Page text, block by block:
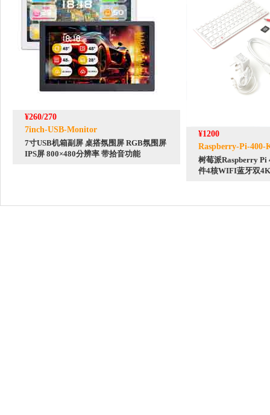
¥260/270
7inch-USB-Monitor
7寸USB机箱副屏 桌搭氛围屏 RGB氛围屏
IPS屏 800×480分辨率 带拾音功能
¥1200
Raspberry-Pi-400-
树莓派Raspberry Pi
件4核WIFI蓝牙双